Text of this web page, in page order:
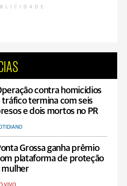
contra homicídios
tráfico termina com seis
e dois mortos no PR
Grossa ganha prêmio
plataforma de proteção
mulher
VIVO